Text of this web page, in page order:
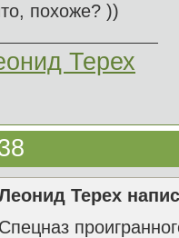
похоже? ))
Терех
Терех
Спецназ